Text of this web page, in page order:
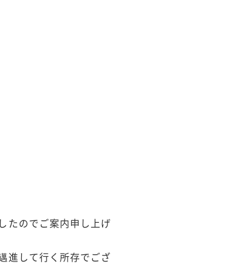
たのでご案内申し上げ
進して行く所存でござ